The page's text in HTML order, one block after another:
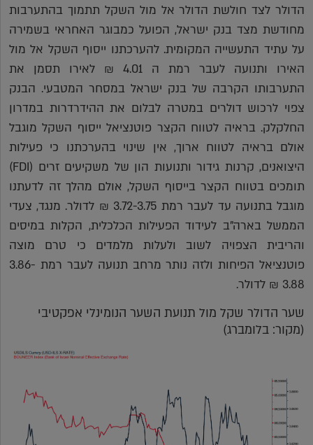
הדולר לצד חולשת הדולר אל מול השקל תתמוך בהתערבות
מחודשת מצד בנק ישראל, הפועל כמבוגר האחראי בשמירה
על עתיד התעשייה המקומית. להערכתנו ייסוף השקל אל מול
האירו ותנועה לעבר רמת ה 4.01 ₪ לאירו תסמן את
התערבותו הקרבה של בנק ישראל במסחר המטבעי. הבנק
צפוי לרכוש דולרים במטרה לבלום את ההידרדרות במדרון
החלקלק. בראיה לטווח הקצר פוטנציאל ייסוף השקל מוגבל
אולם בראיה לטווח ארוך, אין שינוי בהערכתנו כי פעילות
היצואנים, קרנות גידור ותנועות הון של משקיעים זרים (FDI)
תומכים בטווח הקצר בייסוף השקל, אולם מהלך זה לדעתנו
מוגבל בתנועה עד לעבר רמת 3.72-3.75 ₪ לדולר. מנגד, צעדי
הממשל בארה"ב לעידוד הפעילות הכלכלית, הקלות במיסים
והריבית הצפויה לשוב ולעלות מלמדים כי טרם מוצה
פוטנציאל הפיחות ולזה נותר מרחב תנועה לעבר רמת 3.86-
3.88 ₪ לדולר.
שער הדולר שקל מול תנועת השער הנומינלי אפקטיבי
(מקור: בלומברג)